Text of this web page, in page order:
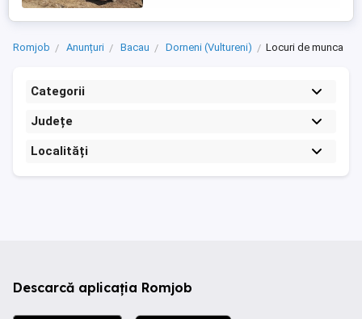
Romjob Anunțuri Bacau Dorneni (Vultureni) Locuri de munca
Categorii
Județe
Localități
Descarcă aplicația Romjob